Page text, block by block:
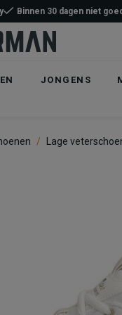
JONGENS
Binnen 30 dagen niet
Lage